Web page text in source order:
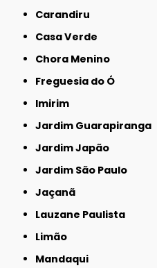
Carandiru
Casa Verde
Chora Menino
Freguesia do Ó
Imirim
Jardim Guarapiranga
Jardim Japão
Jardim São Paulo
Jaçanã
Lauzane Paulista
Limão
Mandaqui